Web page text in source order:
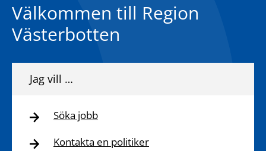
Välkommen till Region
Västerbotten
Jag vill …
Söka jobb
Kontakta en politiker